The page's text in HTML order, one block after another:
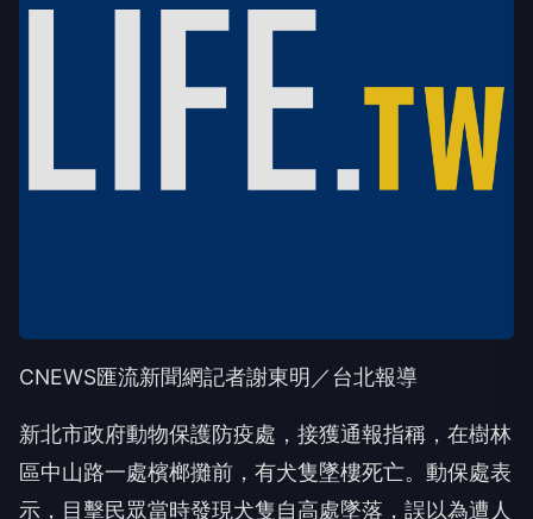
CNEWS匯流新聞網記者謝東明／台北報導
新北市政府動物保護防疫處，接獲通報指稱，在樹林
區中山路一處檳榔攤前，有犬隻墜樓死亡。動保處表
示，目擊民眾當時發現犬隻自高處墜落，誤以為遭人